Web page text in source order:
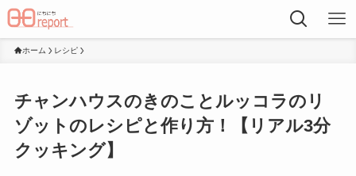
ホーム レシピ
チャンハウスのきのことルッコラのリ
ゾットのレシピと作り方！【リアル3分
クッキング】